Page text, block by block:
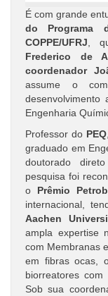
É com grande
do Programa
COPPE/UFRJ ,
Frederico de
coordenador
assume o
Engenharia
Professor do PEQ
graduado em
doutorado
pesquisa foi
o Prêmio
internacional,
Aachen
ampla expertise
com Membranas
em fibras ocas,
biorreatores com
Sob sua